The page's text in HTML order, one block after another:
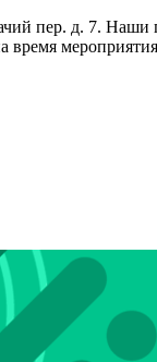
пер. д. 7.